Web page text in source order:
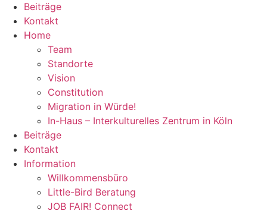
Beiträge
Kontakt
Home
Team
Standorte
Vision
Constitution
Migration in Würde!
In-Haus – Interkulturelles Zentrum in Köln
Beiträge
Kontakt
Information
Willkommensbüro
Little-Bird Beratung
JOB FAIR! Connect